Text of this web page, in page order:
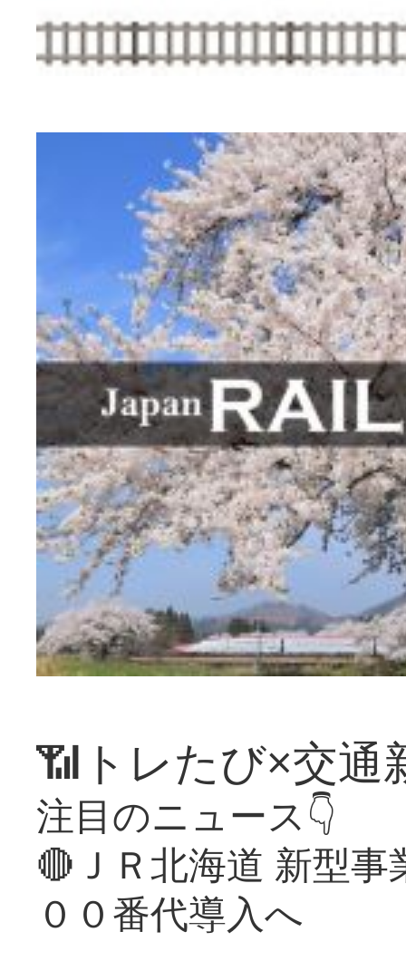
📶トレたび×交通
注目のニュース👇
🔴ＪＲ北海道 新型
００番代導入へ